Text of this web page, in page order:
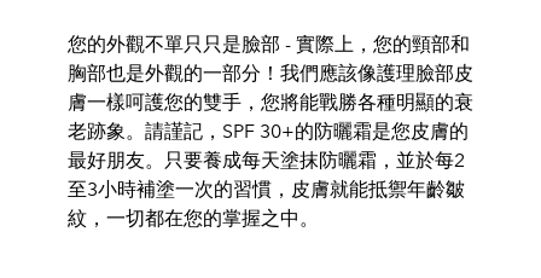
您的外觀不單只只是臉部 - 實際上，您的頸部和
胸部也是外觀的一部分！我們應該像護理臉部皮
膚一樣呵護您的雙手，您將能戰勝各種明顯的衰
老跡象。請謹記， SPF 30+的防曬霜是您皮膚的
最好朋友。只要養成每天塗抹防曬霜，並於每2
至3小時補塗一次的習慣，皮膚就能抵禦年齡皺
紋，一切都在您的掌握之中。